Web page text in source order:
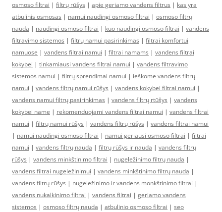
osmoso filtrai | filtrų rūšys | apie geriamo vandens filtrus | kas yra
atbulinis osmosas | namui naudingi osmoso filtrai | osmoso filtrų
nauda | naudingi osmoso filtrai | kuo naudingi osmoso filtrai | vandens
filtravimo sistemos | filtrų namui pasirinkimas | filtrai komfortui
namuose | vandens filtrai namui | filtrai namams | vandens filtrai
kokybei | tinkamiausi vandens filtrai namui | vandens filtravimo
sistemos namui | filtrų sprendimai namui | ieškome vandens filtrų
namui | vandens filtrų namui rūšys | vandens kokybei filtrai namui |
vandens namui filtrų pasirinkimas | vandens filtrų rtūšys | vandens
kokybei name | rekomenduojami vandens filtrai namui | vandens filtrai
namui | filtrų namui rūšys | vandens filtrų rūšys | vandens filtrai namui
| namui naudingi osmoso filtrai | namui geriausi osmoso filtrai | filtrai
namui | vandens filtrų nauda | filtrų rūšys ir nauda | vandens filtrų
rūšys | vandens minkštinimo filtrai | nugeležinimo filtrų nauda |
vandens filtrai nugeležinimui | vandens minkštinimo filtrų nauda |
vandens filtrų rūšys | nugeležinimo ir vandens monkštinimo filtrai |
vandens nukalkinimo filtrai | vandens filtrai | geriamo vandens
sistemos | osmoso filtrų nauda | atbulinio osmoso filtrai | seo